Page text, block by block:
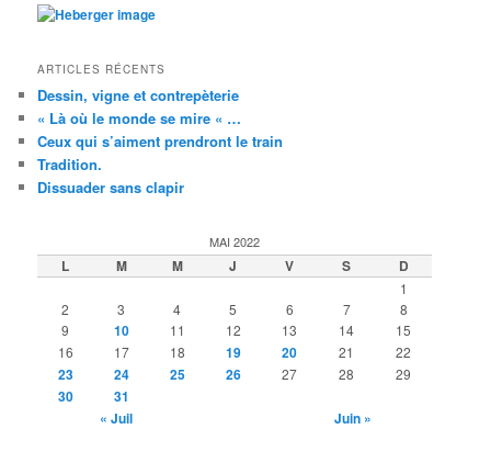
ARTICLES RÉCENTS
Dessin, vigne et contrepèterie
« Là où le monde se mire « …
Ceux qui s’aiment prendront le train
Tradition.
Dissuader sans clapir
MAI 2022
L M M J V S D
1
2
3 4 5 6 7
8
9
10 11 12 13 14
15
16
17 18 19 20 21 22
23 24 25 26 27 28 29
30
31
« Juil
Juin »